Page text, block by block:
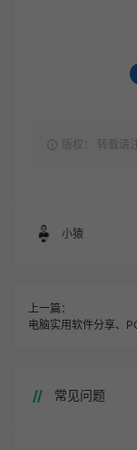
版权： 转载
小猿
上一篇：
常见问题